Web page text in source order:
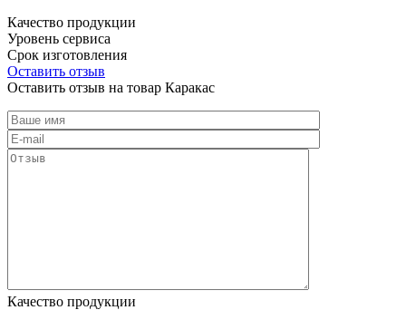
Качество продукции
Уровень сервиса
Срок изготовления
Оставить отзыв
Оставить отзыв на товар Каракас
Качество продукции